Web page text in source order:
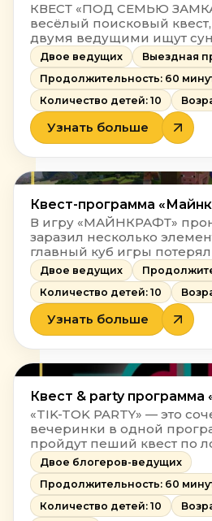
КВЕСТ «ПОД СЕМЬЮ
весёлый поисковый
двумя ведущими ищут
таинственной личности и
именно был этот
Двое ведущих
Выездная
Продолжительность: 60
Количество детей: 10
Узнать больше
Квест-программа
В игру «МАЙНКРАФТ»
заразил несколько
главный куб игры
Игра под угрозой
спасти!
Двое ведущих
Количество детей: 10
Узнать больше
Квест & party программа
«TIK-TOK PARTY» — это
вечеринки в одной
пройдут пеший квест по
заведения и почувствуют
блогерами!
Двое блогеров-ведущих
Продолжительность: 60
Количество детей: 10